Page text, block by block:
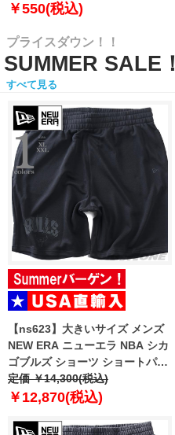
￥550(税込)
プライスダウン！！
SUMMER SALE！
すべて見る
【ns623】大きいサイズ メンズ
NEW ERA ニューエラ NBA シカ
ゴブルズ ショーツ ショートパン
ツ ハーフパンツ NBA CHICAGO
BULLS BLACK SHORTS USA直
定価 ￥14,300(税込)
￥12,870(税込)